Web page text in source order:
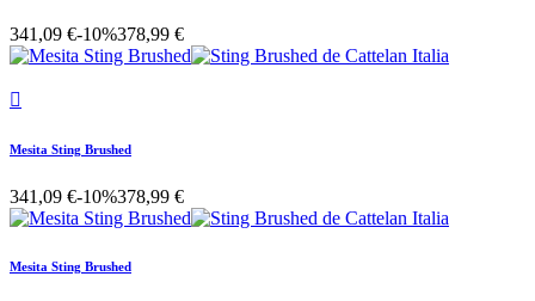
341,09 €-10%378,99 €

Mesita Sting Brushed
341,09 €-10%378,99 €
Mesita Sting Brushed